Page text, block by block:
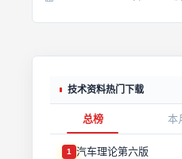
技术资料热门下载
总榜 本
1 汽车理论第六版